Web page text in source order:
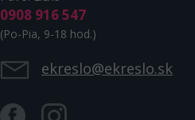
0908 916 547
(Po-Pia, 9-18 hod.)
ekreslo@ekreslo.sk